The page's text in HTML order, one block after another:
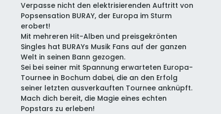
Verpasse nicht den elektrisierenden Auftritt von
Popsensation BURAY, der Europa im Sturm
erobert!
Mit mehreren Hit-Alben und preisgekrönten
Singles hat BURAYs Musik Fans auf der ganzen
Welt in seinen Bann gezogen.
Sei bei seiner mit Spannung erwarteten Europa-
Tournee in Bochum dabei, die an den Erfolg
seiner letzten ausverkauften Tournee anknüpft.
Mach dich bereit, die Magie eines echten
Popstars zu erleben!